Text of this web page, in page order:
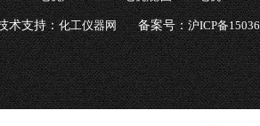
术支持：化工仪器网 备案号：沪ICP备